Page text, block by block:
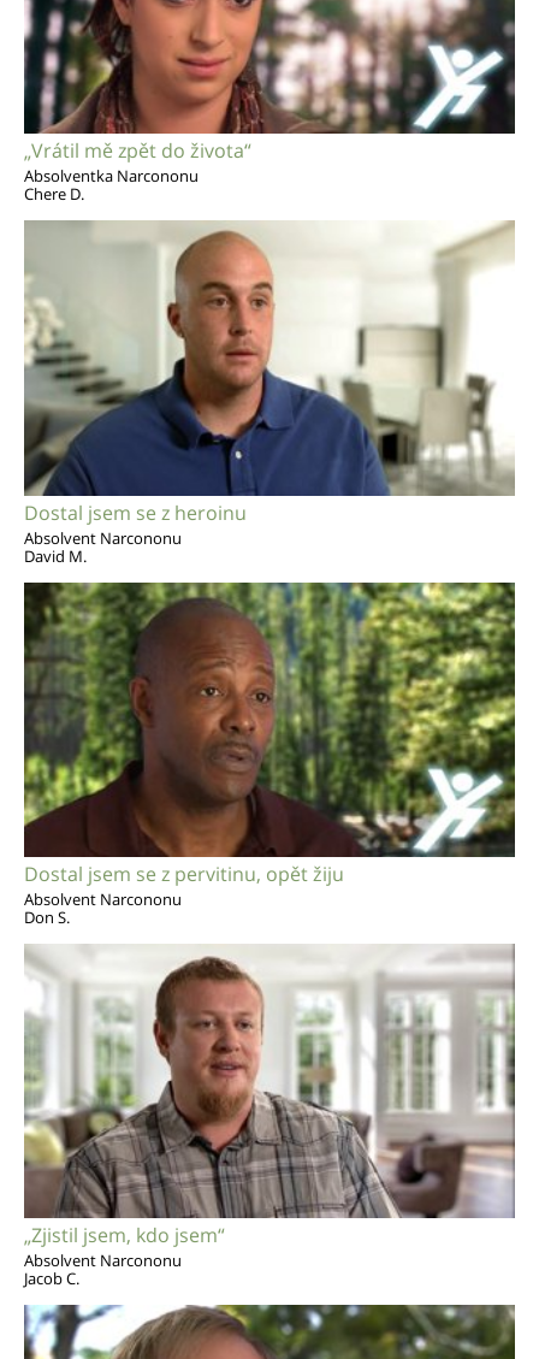
„Vrátil mě zpět do života“
Absolventka Narcononu
Chere D.
Dostal jsem se z heroinu
Absolvent Narcononu
David M.
Dostal jsem se z pervitinu, opět žiju
Absolvent Narcononu
Don S.
„Zjistil jsem, kdo jsem“
Absolvent Narcononu
Jacob C.